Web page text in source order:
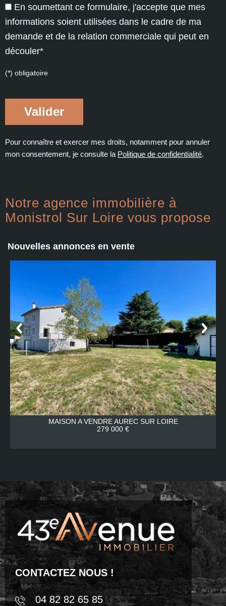
En soumettant ce formulaire, j'accepte que mes
informations soient utilisées dans le cadre de ma
demande et de la relation commerciale qui peut en
découler*
(*) obligatoire
Pour connaître et exercer mes droits, notamment pour annuler
mon consentement, je consulte la Politique de confidentialité.
Notre agence immobilière à
Monistrol Sur Loire vous propose
Nouvelles annonces en vente
MAISON A VENDRE AUREC SUR LOIRE
279 000 €
CONTACTEZ NOUS !
04 82 82 65 85